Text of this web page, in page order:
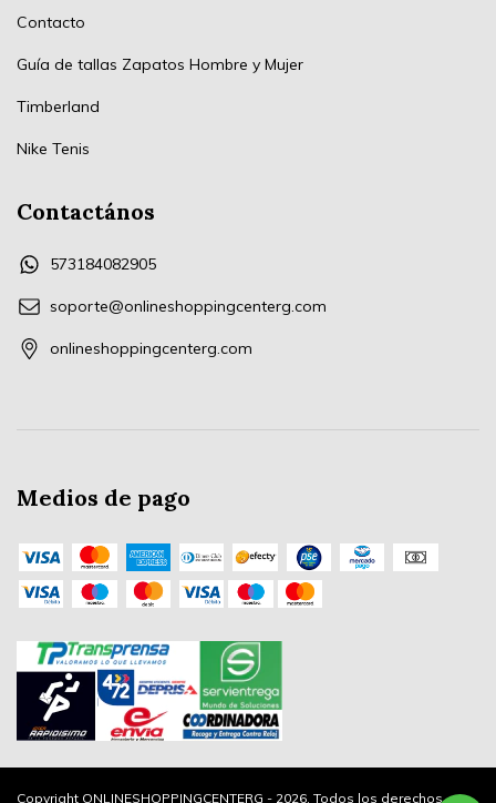
Contacto
Guía de tallas Zapatos Hombre y Mujer
Timberland
Nike Tenis
Contactános
573184082905
soporte@onlineshoppingcenterg.com
onlineshoppingcenterg.com
Medios de pago
Copyright ONLINESHOPPINGCENTERG - 2026. Todos los derechos